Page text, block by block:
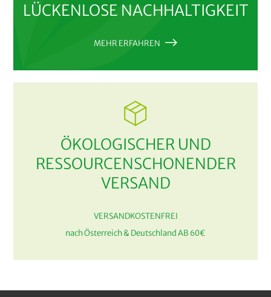
LÜCKENLOSE NACHHALTIGKEIT
MEHR ERFAHREN
ÖKOLOGISCHER UND
RESSOURCENSCHONENDER
VERSAND
VERSANDKOSTENFREI
nach Österreich & Deutschland AB 60€